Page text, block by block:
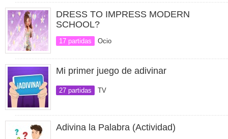
DRESS TO IMPRESS MODERN
SCHOOL?
17 partidas Ocio
Mi primer juego de adivinar
27 partidas TV
Adivina la Palabra (Actividad)